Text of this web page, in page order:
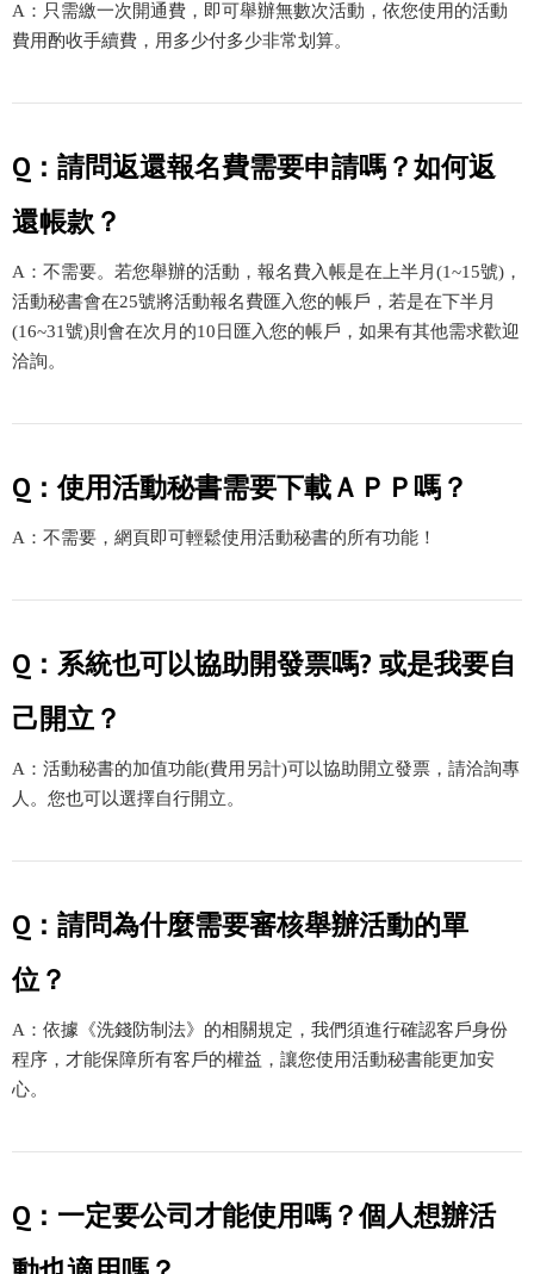
A：只需繳一次開通費，即可舉辦無數次活動，依您使用的活動
費用酌收手續費，用多少付多少非常划算。
Q：請問返還報名費需要申請嗎？如何返
還帳款？
A：不需要。若您舉辦的活動，報名費入帳是在上半月(1~15號)，
活動秘書會在25號將活動報名費匯入您的帳戶，若是在下半月
(16~31號)則會在次月的10日匯入您的帳戶，如果有其他需求歡迎
洽詢。
Q：使用活動秘書需要下載ＡＰＰ嗎？
A：不需要，網頁即可輕鬆使用活動秘書的所有功能！
Q：系統也可以協助開發票嗎? 或是我要自
己開立？
A：活動秘書的加值功能(費用另計)可以協助開立發票，請洽詢專
人。您也可以選擇自行開立。
Q：請問為什麼需要審核舉辦活動的單
位？
A：依據《洗錢防制法》的相關規定，我們須進行確認客戶身份
程序，才能保障所有客戶的權益，讓您使用活動秘書能更加安
心。
Q：一定要公司才能使用嗎？個人想辦活